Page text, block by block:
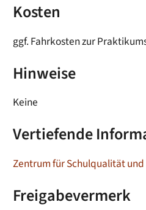
Kosten
ggf. Fahrkosten zur
Hinweise
Keine
Vertiefende
Zentrum für Schulqualität und
Freigabevermerk